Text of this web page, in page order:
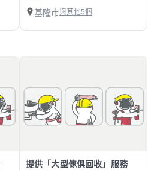
基隆市與其他5個
提供「大型傢俱回收」服務